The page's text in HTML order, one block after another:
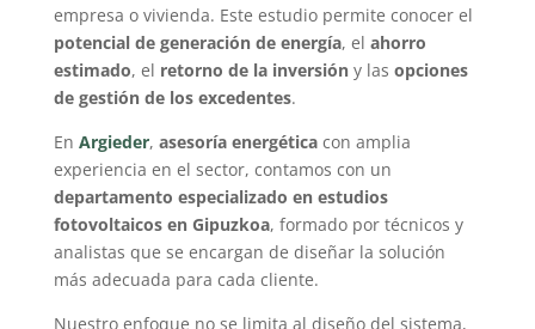
empresa o vivienda. Este estudio permite conocer el
potencial de generación de energía, el ahorro
estimado, el retorno de la inversióny las opciones
de gestión de los excedentes.
En Argieder, asesoría energéticacon amplia
experiencia en el sector, contamos con un
departamento especializado en estudios
fotovoltaicos en Gipuzkoa, formado por técnicos y
analistas que se encargan de diseñar la solución
más adecuada para cada cliente.
Nuestro enfoque no se limita al diseño del sistema,